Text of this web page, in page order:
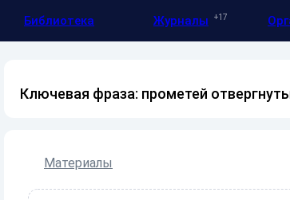
Библиотека Журналы 17
Ключевая фраза: прометей
Материалы